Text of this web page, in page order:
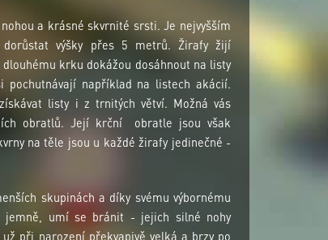
a krásné skvrnité srsti. Je nejvyšším
dorůstat výšky přes 5 metrů. Žirafy žijí
krku dokážou dosáhnout na listy
například na listech akácií.
listy i z trnitých větví. Možná vás
obratlů. Její krční obratle jsou však
na těle jsou u každé žirafy jedinečné -
skupinách a díky svému výbornému
jemně, umí se bránit - jejich silné nohy
při narození překvapivě velká a brzy po